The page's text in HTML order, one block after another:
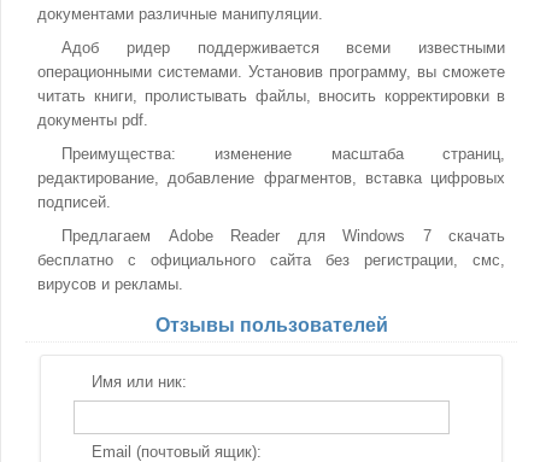
документами различные манипуляции.
Адоб ридер поддерживается всеми известными
операционными системами. Установив программу, вы сможете
читать книги, пролистывать файлы, вносить корректировки в
документы pdf.
Преимущества: изменение масштаба страниц,
редактирование, добавление фрагментов, вставка цифровых
подписей.
Предлагаем Adobe Reader для Windows 7 скачать
бесплатно с официального сайта без регистрации, смс,
вирусов и рекламы.
Отзывы пользователей
Имя или ник:
Email (почтовый ящик):